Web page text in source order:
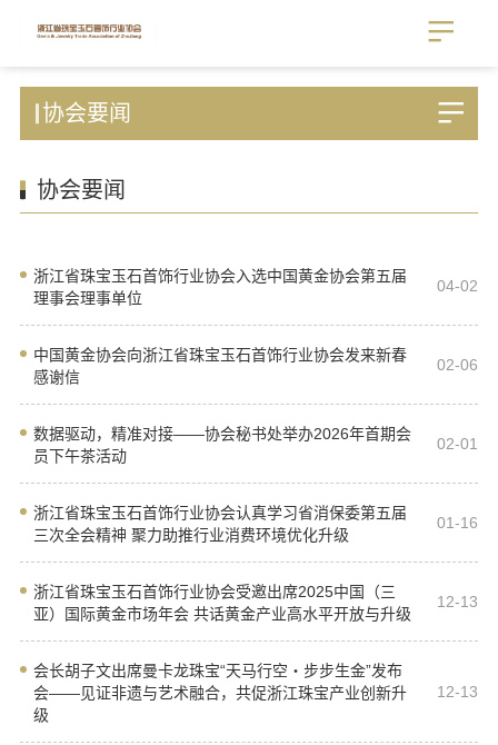
协会要闻
协会要闻
浙江省珠宝玉石首饰行业协会入选中国黄金协会第五届
理事会理事单位
04-02
中国黄金协会向浙江省珠宝玉石首饰行业协会发来新春
感谢信
02-06
数据驱动，精准对接——协会秘书处举办2026年首期会
员下午茶活动
02-01
浙江省珠宝玉石首饰行业协会认真学习省消保委第五届
三次全会精神 聚力助推行业消费环境优化升级
01-16
浙江省珠宝玉石首饰行业协会受邀出席2025中国（三
亚）国际黄金市场年会 共话黄金产业高水平开放与升级
12-13
会长胡子文出席曼卡龙珠宝“天马行空・步步生金”发布
会——见证非遗与艺术融合，共促浙江珠宝产业创新升
级
12-13